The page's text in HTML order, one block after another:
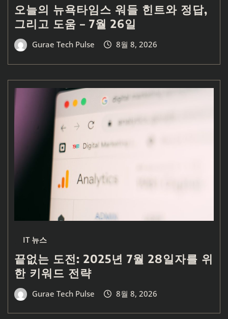
오늘의 뉴욕타임스 워들 힌트와 정답,
그리고 도움 – 7월 26일
Gurae Tech Pulse 8월 8, 2026
IT 뉴스
끝없는 도전: 2025년 7월 28일자를 위
한 키워드 전략
Gurae Tech Pulse 8월 8, 2026